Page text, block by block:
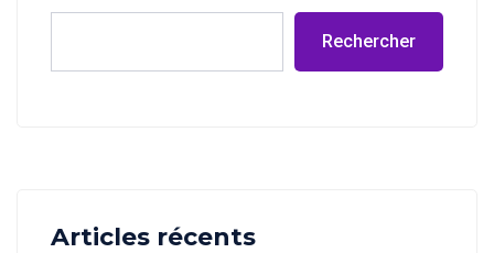
Rechercher
Articles récents